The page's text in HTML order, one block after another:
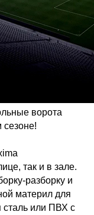
ворота
так и в зале.
разборку и
материл для
сталь или ПВХ с